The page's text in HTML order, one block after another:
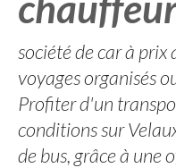
société de car à
voyages organisés
Profiter d'un
conditions sur
de bus, grâce à une